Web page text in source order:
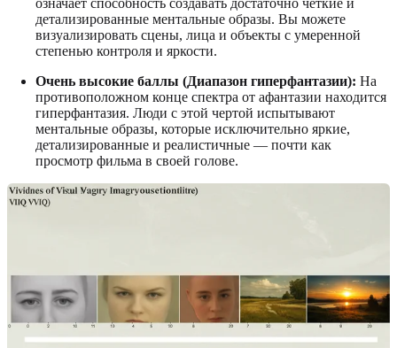
означает способность создавать достаточно четкие и
детализированные ментальные образы. Вы можете
визуализировать сцены, лица и объекты с умеренной
степенью контроля и яркости.
Очень высокие баллы (Диапазон гиперфантазии): На
противоположном конце спектра от афантазии находится
гиперфантазия. Люди с этой чертой испытывают
ментальные образы, которые исключительно яркие,
детализированные и реалистичные — почти как
просмотр фильма в своей голове.